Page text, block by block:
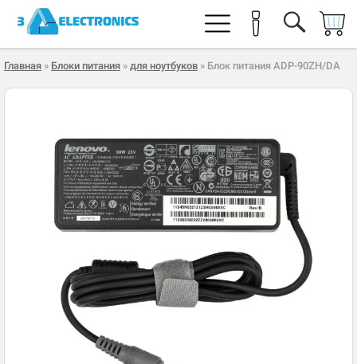
Главная » Блоки питания » для ноутбуков » Блок питания ADP-90ZH/DA